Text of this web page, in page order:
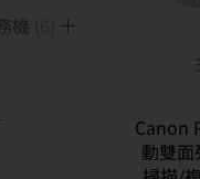
機
Canon
動雙